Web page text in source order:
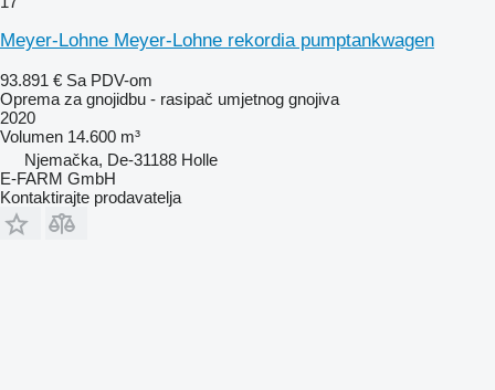
Meyer-Lohne Meyer-Lohne rekordia pumptankwagen
93.891 € Sa PDV-om
Oprema za gnojidbu - rasipač umjetnog gnojiva
2020
Volumen 14.600 m³
Njemačka, De-31188 Holle
E-FARM GmbH
Kontaktirajte prodavatelja